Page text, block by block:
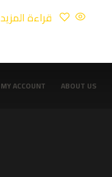
قراءة المزيد
ABOUT US
MY ACCOUNT